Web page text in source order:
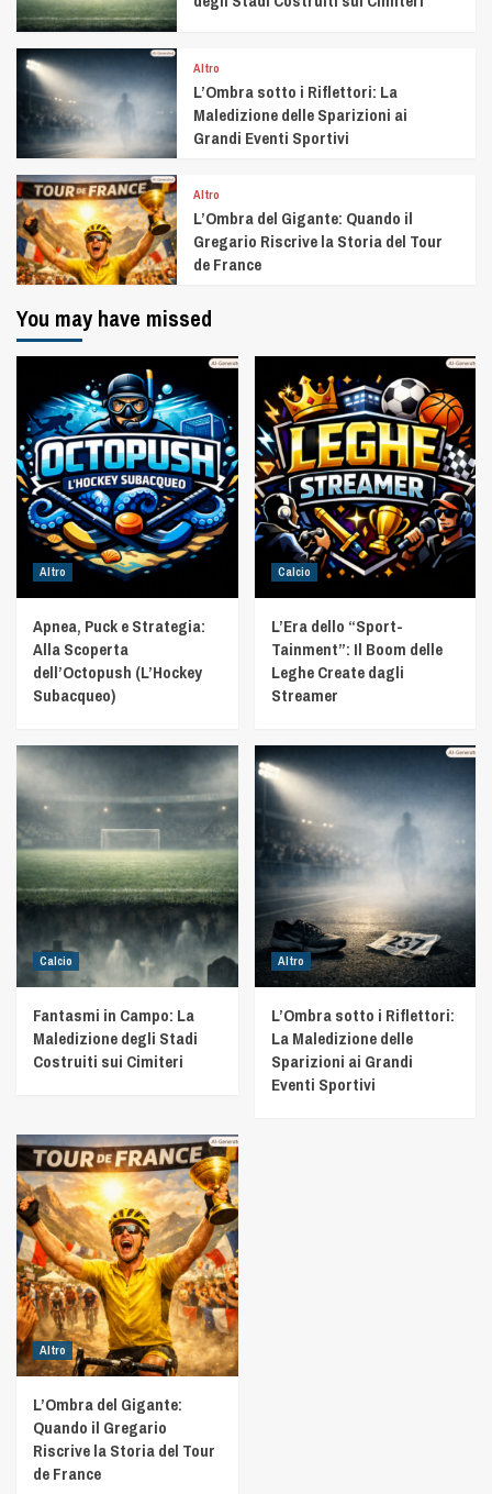
Altro
L’Ombra sotto i Riflettori: La
Maledizione delle Sparizioni ai
Grandi Eventi Sportivi
Altro
L’Ombra del Gigante: Quando il
Gregario Riscrive la Storia del Tour
de France
You may have missed
Altro
Apnea, Puck e Strategia:
Alla Scoperta
dell’Octopush (L’Hockey
Subacqueo)
Calcio
L’Era dello “Sport-
Tainment”: Il Boom delle
Leghe Create dagli
Streamer
Calcio
Fantasmi in Campo: La
Maledizione degli Stadi
Costruiti sui Cimiteri
Altro
L’Ombra sotto i Riflettori:
La Maledizione delle
Sparizioni ai Grandi
Eventi Sportivi
Altro
L’Ombra del Gigante:
Quando il Gregario
Riscrive la Storia del Tour
de France